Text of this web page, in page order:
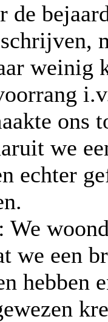
de
weinig
ons
we
echter
We
we een
hebben